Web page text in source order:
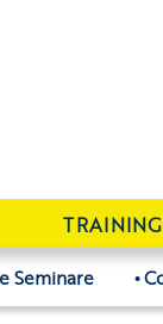
TRAINING
Seminare